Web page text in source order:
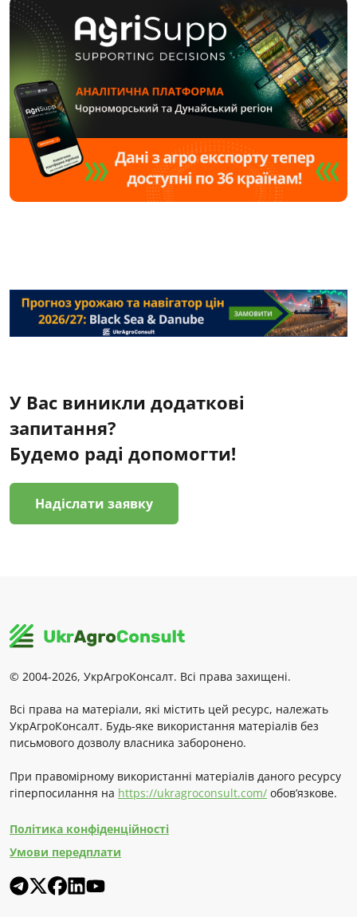
У Вас виникли додаткові
запитання?
Будемо раді допомогти!
Надіслати заявку
© 2004-2026, УкрАгроКонсалт. Всі права захищені.
Всі права на матеріали, які містить цей ресурс, належать
УкрАгроКонсалт. Будь-яке використання матеріалів без
письмового дозволу власника заборонено.
При правомірному використанні матеріалів даного ресурсу
гіперпосилання на https://ukragroconsult.com/ обов’язкове.
Політика конфіденційності
Умови передплати